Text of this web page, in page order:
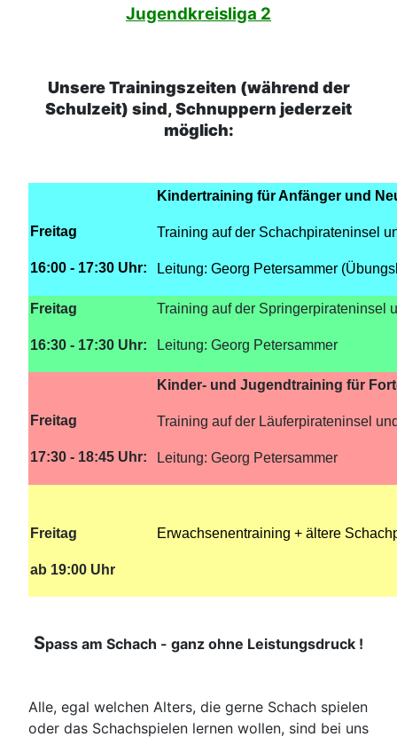
Jugendkreisliga 2
Unsere Trainingszeiten (während der
Schulzeit) sind, Schnuppern jederzeit
möglich:
Freitag
16:00 - 17:30 Uhr:
Kindertraining für Anfänger und
Training auf der Schachpirateninsel
Leitung: Georg Petersammer
Freitag
16:30 - 17:30 Uhr:
Training auf der Springerpirateninsel
Leitung: Georg Petersammer
Freitag
17:30 - 18:45 Uhr:
Kinder- und Jugendtraining für
Training auf der Läuferpirateninsel
Leitung: Georg Petersammer
Freitag
ab 19:00 Uhr
Erwachsenentraining + ältere
Spass am Schach - ganz ohne Leistungsdruck !
Alle, egal welchen Alters, die gerne Schach spielen
oder das Schachspielen lernen wollen, sind bei uns